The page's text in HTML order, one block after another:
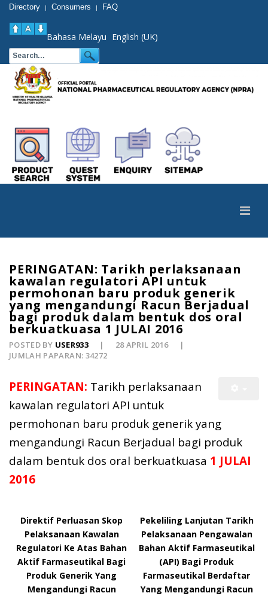
Directory | Consumers | FAQ
Bahasa Melayu English (UK)
PERINGATAN: Tarikh perlaksanaan
kawalan regulatori API untuk
permohonan baru produk generik
yang mengandungi Racun Berjadual
bagi produk dalam bentuk dos oral
berkuatkuasa 1 JULAI 2016
POSTED BY USER933
28 APRIL 2016
JUMLAH PAPARAN: 34272
PERINGATAN: Tarikh perlaksanaan
kawalan regulatori API untuk
permohonan baru produk generik yang
mengandungi Racun Berjadual bagi produk
dalam bentuk dos oral berkuatkuasa 1 JULAI
2016
Direktif Perluasan Skop
Pelaksanaan Kawalan
Regulatori Ke Atas Bahan
Aktif Farmaseutikal Bagi
Produk Generik Yang
Mengandungi Racun
Pekeliling Lanjutan Tarikh
Pelaksanaan Pengawalan
Bahan Aktif Farmaseutikal
(API) Bagi Produk
Farmaseutikal Berdaftar
Yang Mengandungi Racun